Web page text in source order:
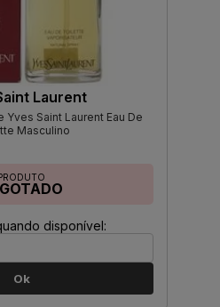
Laurent
Yves Saint Laurent Eau De
Masculino
PRODUTO
disponível:
Ok